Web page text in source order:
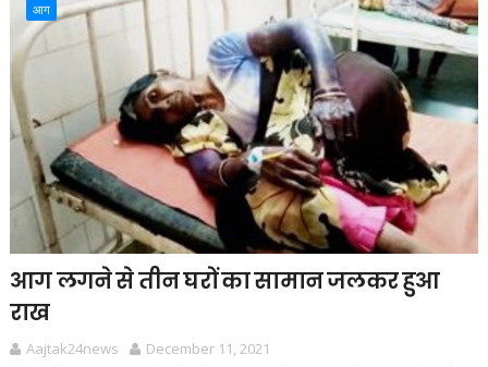
आग
आग लगने से तीन घरों का सामान जलकर हुआ
राख
Aajtak24news
December 11, 2021